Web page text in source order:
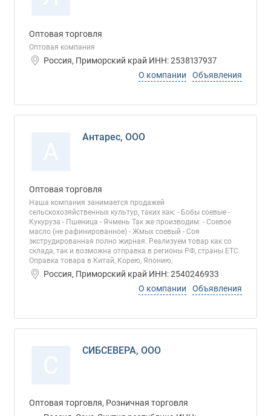
Оптовая торговля
Оптовая компания
Россия, Приморский край ИНН: 2538137937
О компании
Объявления
Антарес, ООО
Оптовая торговля
Наша компания занимается продажей
сельскохозяйственных культур, таких как: - Бобы соевые -
Кукуруза - Пшеница - Ячмень Так же производим: - Соевое
масло (не рафинированное) - Жмых соевый - Соя
экструдированная полно жирная. Реализуем товар как со
склада, так и возможна отправка в регионы РФ, страны ЕТС.
Оправка товара в Китай, Корею, Японию.
Россия, Приморский край ИНН: 2540246933
О компании
Объявления
СИБСЕВЕРА, ООО
Оптовая торговля, Розничная торговля